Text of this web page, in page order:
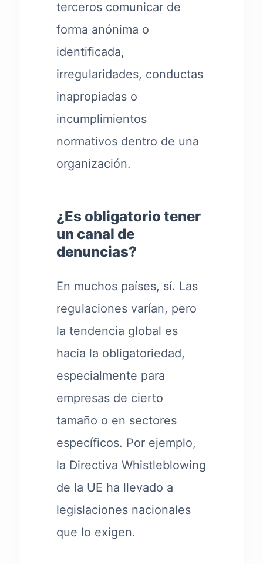
terceros comunicar de
forma anónima o
identificada,
irregularidades, conductas
inapropiadas o
incumplimientos
normativos dentro de una
organización.
¿Es obligatorio tener
un canal de
denuncias?
En muchos países, sí. Las
regulaciones varían, pero
la tendencia global es
hacia la obligatoriedad,
especialmente para
empresas de cierto
tamaño o en sectores
específicos. Por ejemplo,
la Directiva Whistleblowing
de la UE ha llevado a
legislaciones nacionales
que lo exigen.